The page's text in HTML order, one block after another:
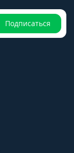
Подписаться